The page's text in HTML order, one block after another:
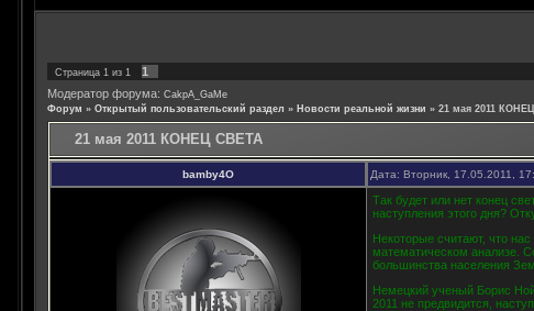
Страница 1 из 1
1
Модератор форума: CakpA_GaMe
Форум » Открытый пользовательский раздел » Новости реальной жизни » 21 мая 2011
21 мая 2011 КОНЕЦ СВЕТА
bamby4O Дата: Вторник, 17.05.2011,
Так будет или нет конец
наступления этого дня?
Некоторые считают, что
математическом анализе.
большинства населения
Немецкий ученый Борис
2011 не предвидится,